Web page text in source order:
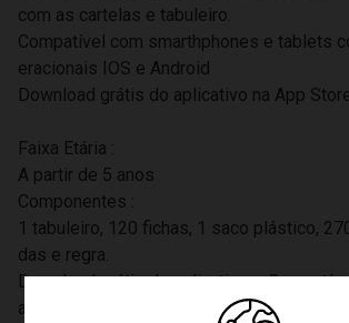
com as cartelas e tabuleiro.
Compatível com smarthphones e tablets
eracionais IOS e Android
Download grátis do aplicativo na App
Faixa Etária :
A partir de 5 anos
Componentes :
1 tabuleiro, 120 fichas, 1 saco plástico,
das e regra.
Download grátis do aplicativo –
ais plataformas Windows Phone, Google